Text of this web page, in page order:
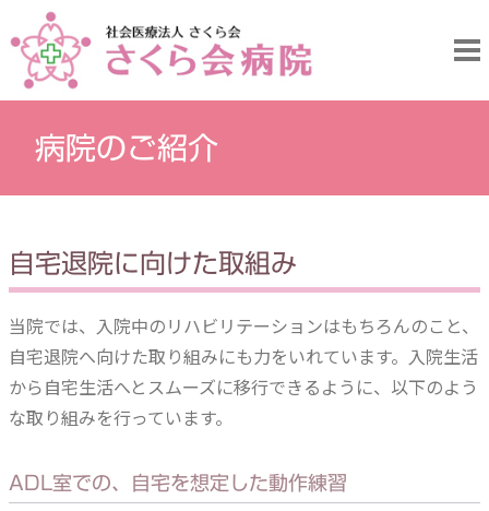
病院のご紹介
自宅退院に向けた取組み
当院では、入院中のリハビリテーションはもちろんのこと、
自宅退院へ向けた取り組みにも力をいれています。入院生活
から自宅生活へとスムーズに移行できるように、以下のよう
な取り組みを行っています。
ADL室での、自宅を想定した動作練習